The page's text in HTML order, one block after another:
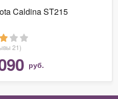
Caldina ST215
21)
руб.